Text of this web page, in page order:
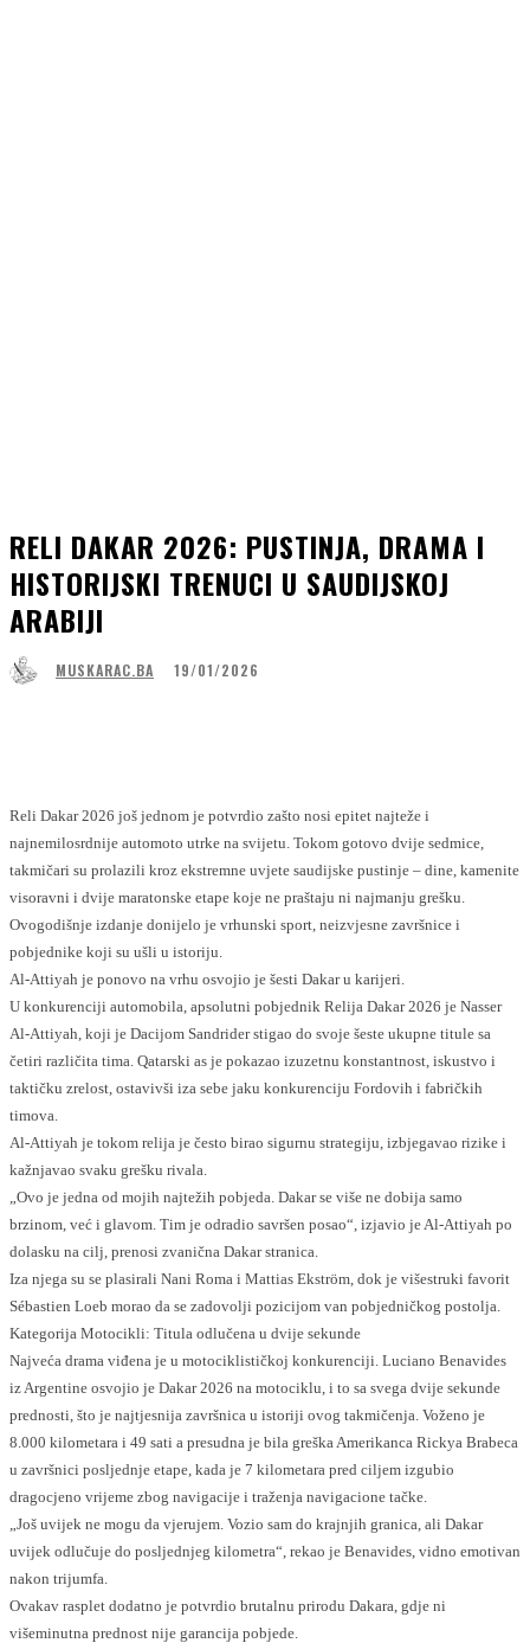
RELI DAKAR 2026: PUSTINJA, DRAMA I
HISTORIJSKI TRENUCI U SAUDIJSKOJ
ARABIJI
MUSKARAC.BA 19/01/2026
Reli Dakar 2026 još jednom je potvrdio zašto nosi epitet najteže i
najnemilosrdnije automoto utrke na svijetu. Tokom gotovo dvije sedmice,
takmičari su prolazili kroz ekstremne uvjete saudijske pustinje – dine, kamenite
visoravni i dvije maratonske etape koje ne praštaju ni najmanju grešku.
Ovogodišnje izdanje donijelo je vrhunski sport, neizvjesne završnice i
pobjednike koji su ušli u istoriju.
Al-Attiyah je ponovo na vrhu osvojio je šesti Dakar u karijeri.
U konkurenciji automobila, apsolutni pobjednik Relija Dakar 2026 je Nasser
Al-Attiyah, koji je Dacijom Sandrider stigao do svoje šeste ukupne titule sa
četiri različita tima. Qatarski as je pokazao izuzetnu konstantnost, iskustvo i
taktičku zrelost, ostavivši iza sebe jaku konkurenciju Fordovih i fabričkih
timova.
Al-Attiyah je tokom relija je često birao sigurnu strategiju, izbjegavao rizike i
kažnjavao svaku grešku rivala.
„Ovo je jedna od mojih najtežih pobjeda. Dakar se više ne dobija samo
brzinom, već i glavom. Tim je odradio savršen posao“, izjavio je Al-Attiyah po
dolasku na cilj, prenosi zvanična Dakar stranica.
Iza njega su se plasirali Nani Roma i Mattias Ekström, dok je višestruki favorit
Sébastien Loeb morao da se zadovolji pozicijom van pobjedničkog postolja.
Kategorija Motocikli: Titula odlučena u dvije sekunde
Najveća drama viđena je u motociklističkoj konkurenciji. Luciano Benavides
iz Argentine osvojio je Dakar 2026 na motociklu, i to sa svega dvije sekunde
prednosti, što je najtjesnija završnica u istoriji ovog takmičenja. Voženo je
8.000 kilometara i 49 sati a presudna je bila greška Amerikanca Rickya Brabeca
u završnici posljednje etape, kada je 7 kilometara pred ciljem izgubio
dragocjeno vrijeme zbog navigacije i traženja navigacione tačke.
„Još uvijek ne mogu da vjerujem. Vozio sam do krajnjih granica, ali Dakar
uvijek odlučuje do posljednjeg kilometra“, rekao je Benavides, vidno emotivan
nakon trijumfa.
Ovakav rasplet dodatno je potvrdio brutalnu prirodu Dakara, gdje ni
višeminutna prednost nije garancija pobjede.